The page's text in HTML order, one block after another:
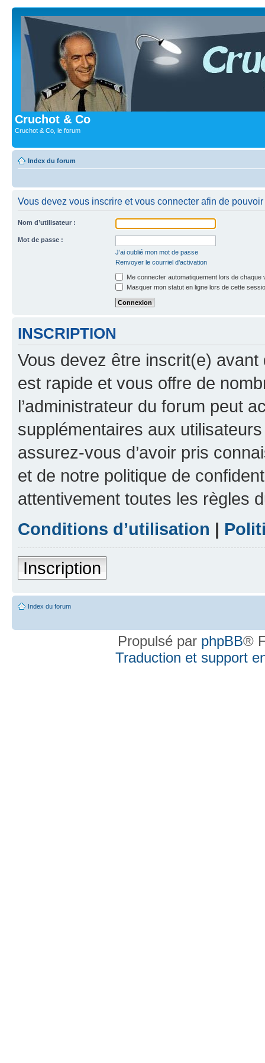
Cruchot & Co
Cruchot & Co, le forum
Index du forum
Vous devez vous inscrire et vous connecter afin de
Nom d’utilisateur :
Mot de passe :
J’ai oublié mon mot de passe
Renvoyer le courriel d’activation
Me connecter automatiquement lors de chaque
Masquer mon statut en ligne lors de cette
INSCRIPTION
Vous devez être inscrit(e) avant
est rapide et vous offre de
l’administrateur du forum peut
supplémentaires aux
assurez-vous d’avoir pris
et de notre politique de
attentivement toutes les règles
Conditions d’utilisation |
Inscription
Index du forum
Propulsé par phpBB®
Traduction et support